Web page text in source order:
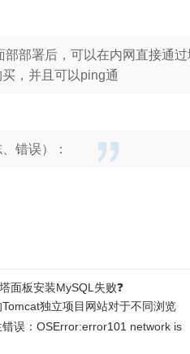
部部署后，可以在内网直接通
，并且可以ping通
错误）：
面板安装MySQL失败❓
Tomcat独立项目网站对于不同浏览
错误：OSError:error101 network is